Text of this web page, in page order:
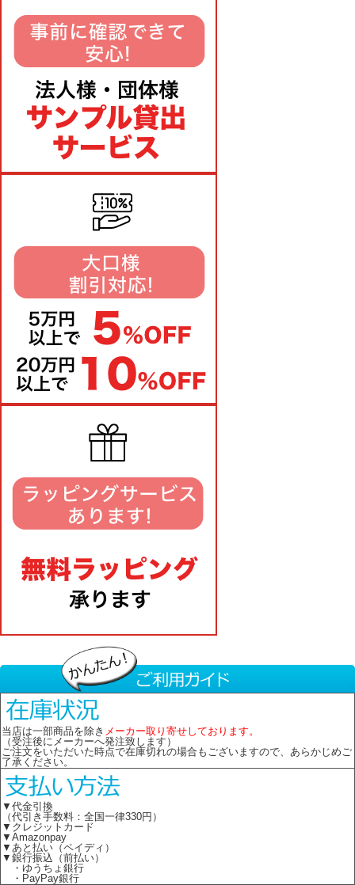
当店は一部商品を除き メーカー取り寄せしております。
（受注後にメーカーへ発注致します）
ご注文をいただいた時点で在庫切れの場合もございますので、あらかじめご
了承ください。
▼代金引換
（代引き手数料：全国一律330円）
▼クレジットカード
▼Amazonpay
▼あと払い（ペイディ）
▼銀行振込（前払い）
・ゆうちょ銀行
・PayPay銀行